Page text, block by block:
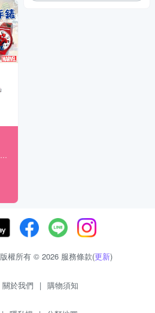
權所有 © 2026 服務條款(更新)
關於我們 | 購物須知